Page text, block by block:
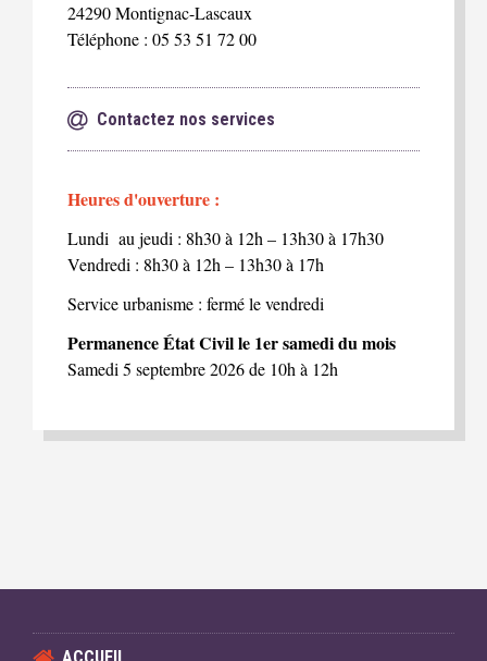
24290 Montignac-Lascaux
Téléphone : 05 53 51 72 00
Contactez nos services
Heures d'ouverture :
Lundi au jeudi : 8h30 à 12h – 13h30 à 17h30
Vendredi : 8h30 à 12h – 13h30 à 17h
Service urbanisme : fermé le vendredi
Permanence État Civil le 1er samedi du mois
Samedi 5 septembre 2026 de 10h à 12h